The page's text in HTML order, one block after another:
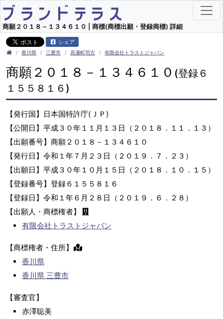
商願２０１８－１３４６１０ | 商標(商標出願・登録商標) 詳細
シェア
香川県 三豊市 高瀬町羽方 有限会社トラストジャパン
商願２０１８－１３４６１０ (登録６
１５５８１６)
【発行国】日本国特許庁(ＪＰ)
【公開日】平成３０年１１月１３日（２０１８．１１．１３）
【出願番号】商願２０１８－１３４６１０
【発行日】令和１年７月２３日（２０１９．７．２３）
【出願日】平成３０年１０月１５日（２０１８．１０．１５）
【登録番号】登録６１５５８１６
【登録日】令和１年６月２８日（２０１９．６．２８）
【出願人・商標権者】
有限会社トラストジャパン
【商標権者・住所】
香川県
香川県 三豊市
【審査官】
赤澤聡美